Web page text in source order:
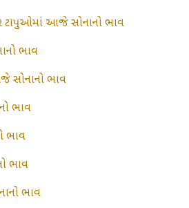
ટાપુઓમાં આજે સોનાનો ભાવ
ભાવ
સોનાનો ભાવ
ભાવ
ભાવ
ભાવ
ભાવ